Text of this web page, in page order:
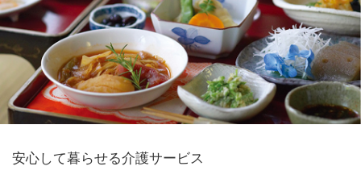
安心して暮らせる介護サービス